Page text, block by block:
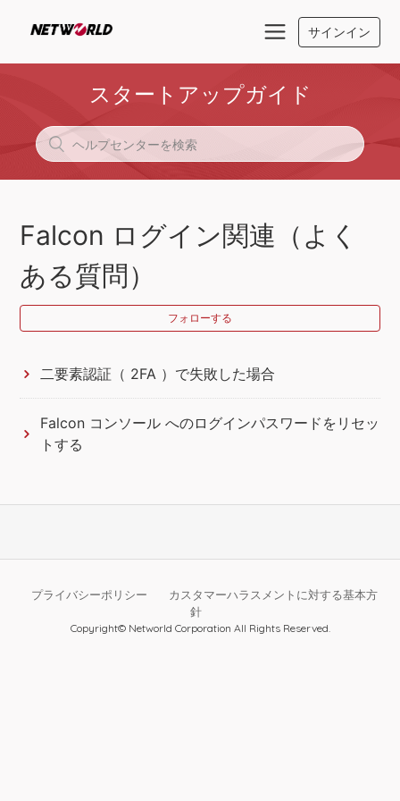
サインイン
スタートアップガイド
Falcon ログイン関連（よく
ある質問）
フォローする
二要素認証（ 2FA ）で失敗した場合
Falcon コンソール へのログインパスワードをリセッ
トする
Copyright© Networld Corporation All Rights Reserved.
プライバシーポリシー
カスタマーハラスメントに対する基本方
針